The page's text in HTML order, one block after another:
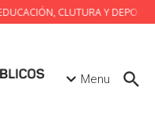
CLUTURA Y
Menu